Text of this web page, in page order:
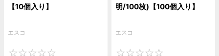
【10個入り】
エスコ
明/100枚)【100個入り】
エスコ